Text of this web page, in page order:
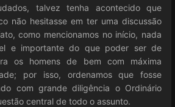
talvez tenha acontecido que
não hesitasse em ter uma discussão
como mencionamos no início, nada
e importante do que poder ser de
os homens de bem com máxima
por isso, ordenamos que fosse
com grande diligência o Ordinário
central de todo o assunto.